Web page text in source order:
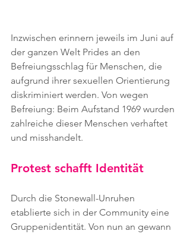
Inzwischen erinnern jeweils im Juni auf
der ganzen Welt Prides an den
Befreiungsschlag für Menschen, die
aufgrund ihrer sexuellen Orientierung
diskriminiert werden. Von wegen
Befreiung: Beim Aufstand 1969 wurden
zahlreiche dieser Menschen verhaftet
und misshandelt.
Protest schafft Identität
Durch die Stonewall-Unruhen
etablierte sich in der Community eine
Gruppenidentität. Von nun an gewann